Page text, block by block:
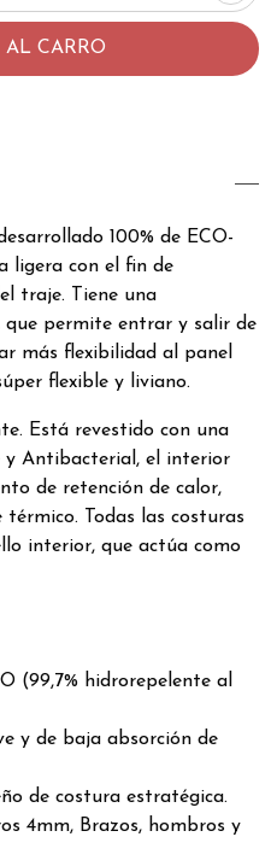
100% de ECO-
ligera con el fin de
traje. Tiene una
que permite entrar y salir de
más flexibilidad al panel
flexible y liviano.
Está revestido con una
y Antibacterial, el interior
de retención de calor,
Todas las costuras
interior, que actúa como
(99,7% hidrorepelente al
y de baja absorción de
de costura estratégica.
4mm, Brazos, hombros y